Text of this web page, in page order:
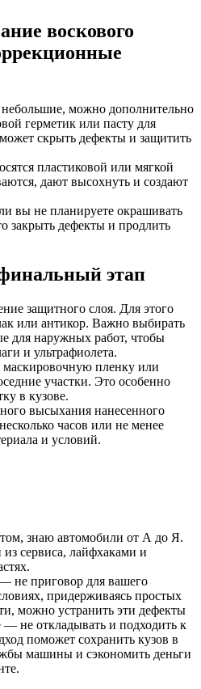
воскового
можно дополнительно
герметик или пасту для
скрыть дефекты и защитить
пластиковой или мягкой
дают высохнуть и создают
вы не планируете окрашивать
закрыть дефекты и продлить
этап
защитного слоя. Для этого
или антикор. Важно выбирать
для наружных работ, чтобы
и ультрафиолета.
пленку или
участки. Это особенно
в кузове.
высыхания нанесенного
часов или не менее
и условий.
знаю автомобили от А до Я.
сервиса, лайфхаками и
не приговор для вашего
придерживаясь простых
можно устранить эти дефекты
— не откладывать и подходить к
поможет сохранить кузов в
машины и сэкономить деньги